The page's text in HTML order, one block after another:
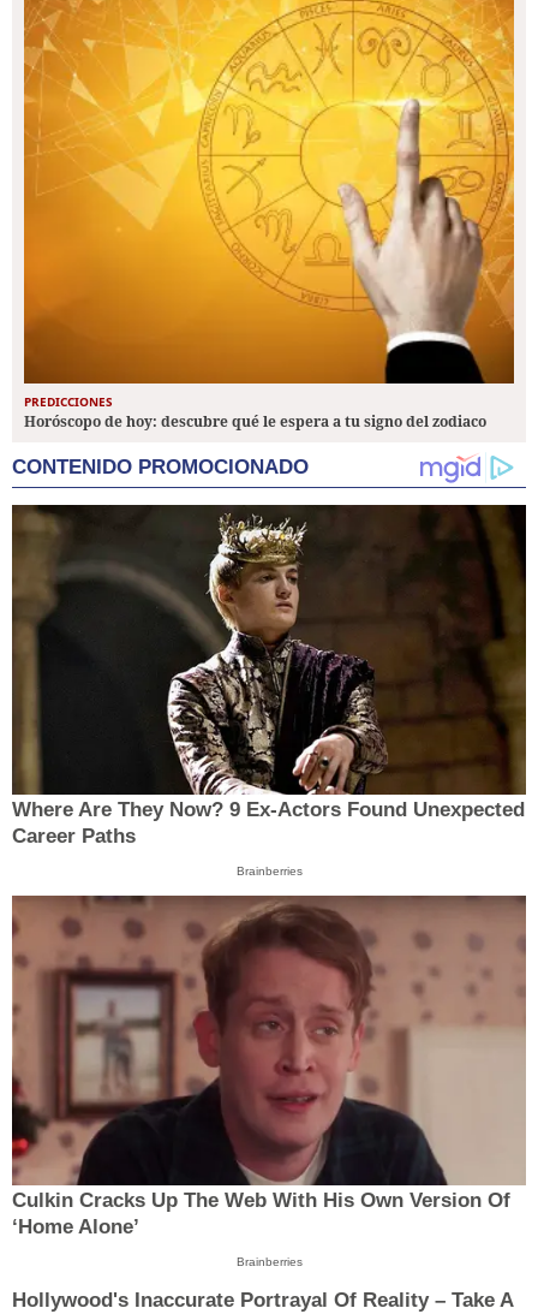
PREDICCIONES
Horóscopo de hoy: descubre qué le espera a tu signo del zodiaco
CONTENIDO PROMOCIONADO
Where Are They Now? 9 Ex-Actors Found Unexpected
Career Paths
Brainberries
Culkin Cracks Up The Web With His Own Version Of
‘Home Alone’
Brainberries
Hollywood's Inaccurate Portrayal Of Reality – Take A